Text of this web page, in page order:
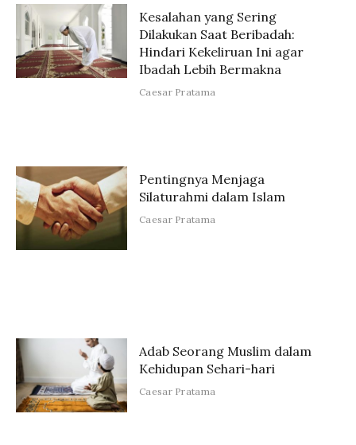
Kesalahan yang Sering
Dilakukan Saat Beribadah:
Hindari Kekeliruan Ini agar
Ibadah Lebih Bermakna
Caesar Pratama
Pentingnya Menjaga
Silaturahmi dalam Islam
Caesar Pratama
Adab Seorang Muslim dalam
Kehidupan Sehari-hari
Caesar Pratama